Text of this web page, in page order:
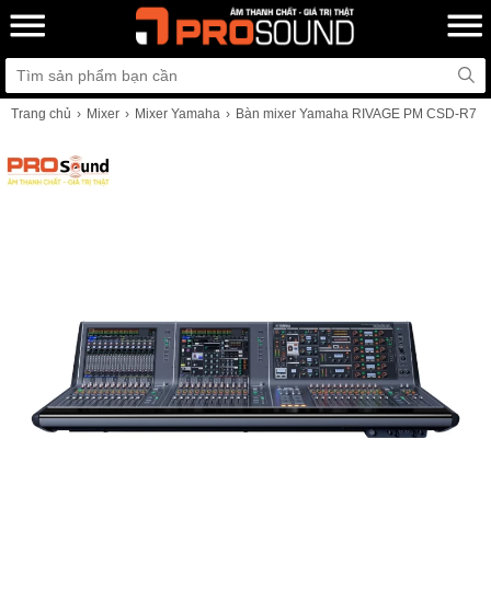
Trang chủ Mixer Mixer Yamaha Bàn mixer Yamaha RIVAGE PM CSD-R7